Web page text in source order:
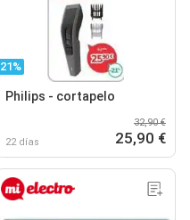
Philips - cortapelo
22 días
32,90 €
25,90 €